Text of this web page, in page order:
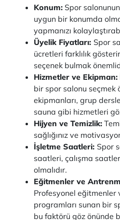
Konum: Spor
uygun bir konumda
yapmanızı
Üyelik Fiyatları: Spor
ücretleri farklılık
seçenek bulmak
Hizmetler ve Ekipman:
bir spor salonu seçmek
ekipmanları, grup
sauna gibi hizmetleri
Hijyen ve Temizlik:
sağlığınız ve
İşletme Saatleri: Spor
saatleri, çalışma
olmalıdır.
Eğitmenler ve
Profesyonel eğitmenler
programları sunan bir
bu faktörü göz önünde